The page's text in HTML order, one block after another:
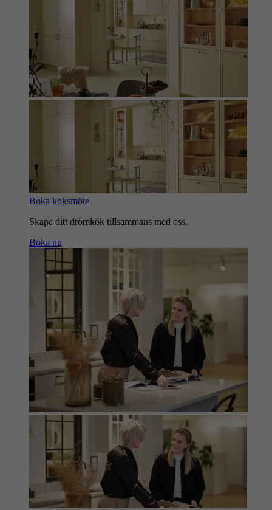
Boka köksmöte
Skapa ditt drömkök tillsammans med oss.
Boka nu